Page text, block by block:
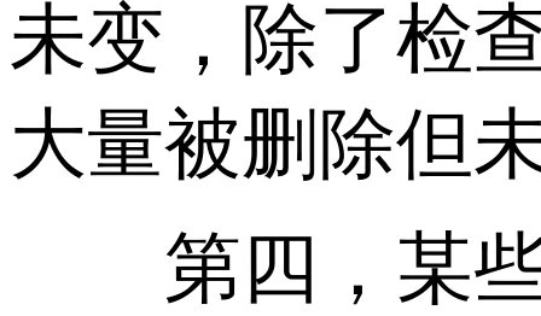
未变，除了检
大量被删除但
第四，某些